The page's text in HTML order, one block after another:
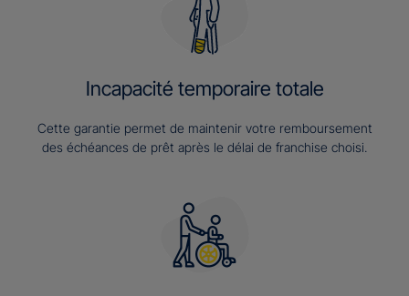
Incapacité temporaire totale
Cette garantie permet de maintenir votre remboursement
des échéances de prêt après le délai de franchise choisi.